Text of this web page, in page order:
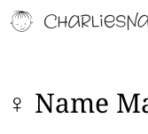
♀ Name